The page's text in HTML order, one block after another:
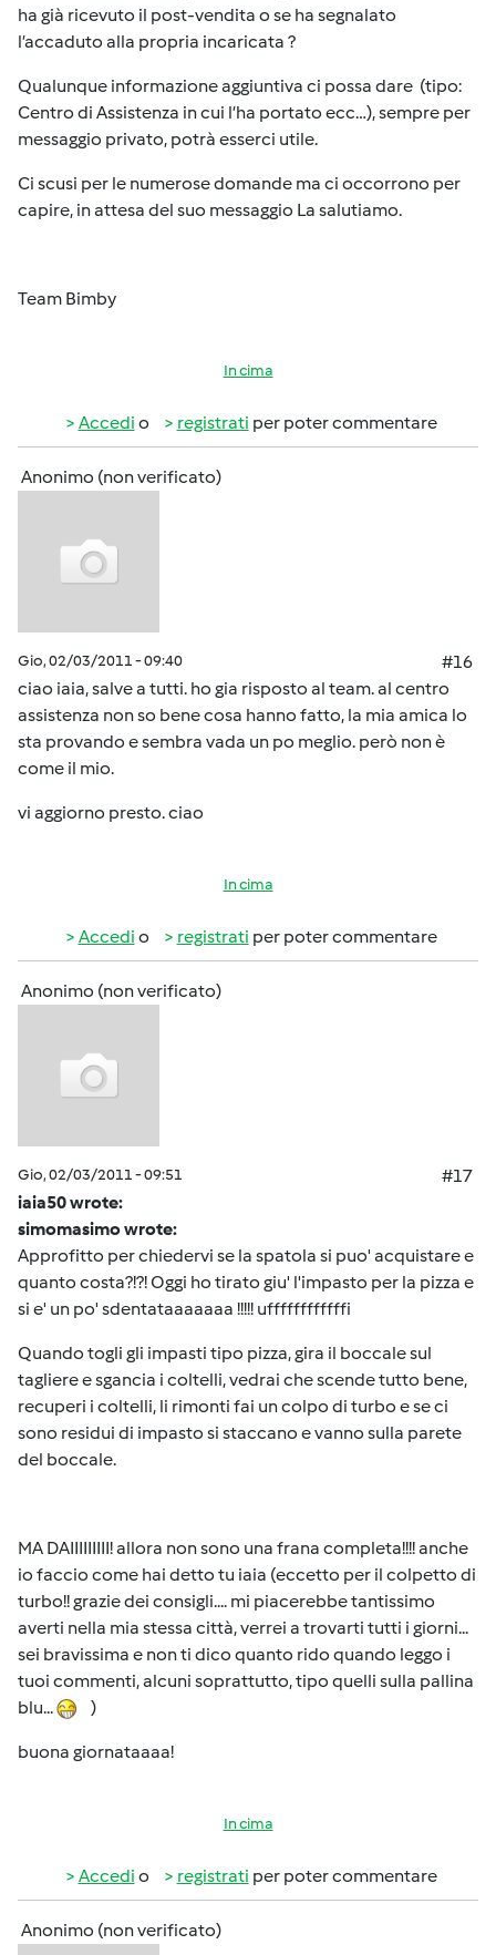
ha già ricevuto il post-vendita o se ha segnalato
l’accaduto alla propria incaricata ?
Qualunque informazione aggiuntiva ci possa dare (tipo:
Centro di Assistenza in cui l’ha portato ecc…), sempre per
messaggio privato, potrà esserci utile.
Ci scusi per le numerose domande ma ci occorrono per
capire, in attesa del suo messaggio La salutiamo.
Team Bimby
In cima
Accedi o registrati per poter commentare
Anonimo (non verificato)
Gio, 02/03/2011 - 09:40
#16
ciao iaia, salve a tutti. ho gia risposto al team. al centro
assistenza non so bene cosa hanno fatto, la mia amica lo
sta provando e sembra vada un po meglio. però non è
come il mio.
vi aggiorno presto. ciao
In cima
Accedi o registrati per poter commentare
Anonimo (non verificato)
Gio, 02/03/2011 - 09:51
#17
iaia50 wrote:
simomasimo wrote:
Approfitto per chiedervi se la spatola si puo' acquistare e
quanto costa?!?! Oggi ho tirato giu' l'impasto per la pizza e
si e' un po' sdentataaaaaaa !!!!! uffffffffffffi
Quando togli gli impasti tipo pizza, gira il boccale sul
tagliere e sgancia i coltelli, vedrai che scende tutto bene,
recuperi i coltelli, li rimonti fai un colpo di turbo e se ci
sono residui di impasto si staccano e vanno sulla parete
del boccale.
MA DAIIIIIIIII! allora non sono una frana completa!!!! anche
io faccio come hai detto tu iaia (eccetto per il colpetto di
turbo!! grazie dei consigli.... mi piacerebbe tantissimo
averti nella mia stessa città, verrei a trovarti tutti i giorni...
sei bravissima e non ti dico quanto rido quando leggo i
tuoi commenti, alcuni soprattutto, tipo quelli sulla pallina
blu...
)
buona giornataaaa!
In cima
Accedi o registrati per poter commentare
Anonimo (non verificato)